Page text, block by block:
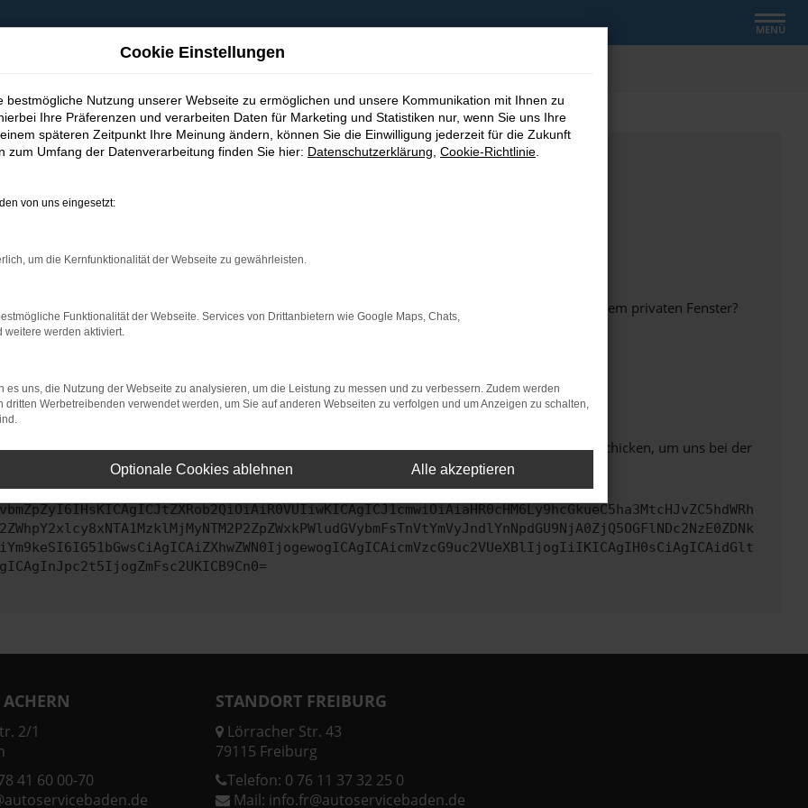
MENÜ
bestimmter Seiten verhindern. Funktioniert die Seite in einem anderen Browser oder in einem privaten Fenster?
beheben.
auf dem neuesten Stand sind.
kann auch dazu führen, dass bestimmte Funktionen nicht mehr unterstützt werden.
uns bitte. Wir werden versuchen, das Problem zu beheben. Du kannst uns diesen Text schicken, um uns bei der
2/1
41 60 00-70
STANDORT FREIBURG
Lörracher Str. 43
79115 Freiburg
Telefon: 0 76 11 37 32 25 0
Mail: info.fr@autoservicebaden.de
Cookie Einstellungen
bestmögliche Nutzung unserer Webseite zu ermöglichen und unsere Kommunikation mit Ihnen zu
Ihre Präferenzen und verarbeiten Daten für Marketing und Statistiken nur, wenn Sie uns Ihre
späteren Zeitpunkt Ihre Meinung ändern, können Sie die Einwilligung jederzeit für die Zukunft
zum Umfang der Datenverarbeitung finden Sie hier: Datenschutzerklärung Cookie-Richtlinie
von uns eingesetzt:
um die Kernfunktionalität der Webseite zu gewährleisten.
Funktionalität der Webseite. Services von Drittanbietern wie Google Maps, Chats,
weitere werden aktiviert.
es uns, die Nutzung der Webseite zu analysieren, um die Leistung zu messen und zu verbessern. Zudem werden
dritten Werbetreibenden verwendet werden, um Sie auf anderen Webseiten zu verfolgen und um Anzeigen zu schalten,
Optionale Cookies ablehnen Alle akzeptieren